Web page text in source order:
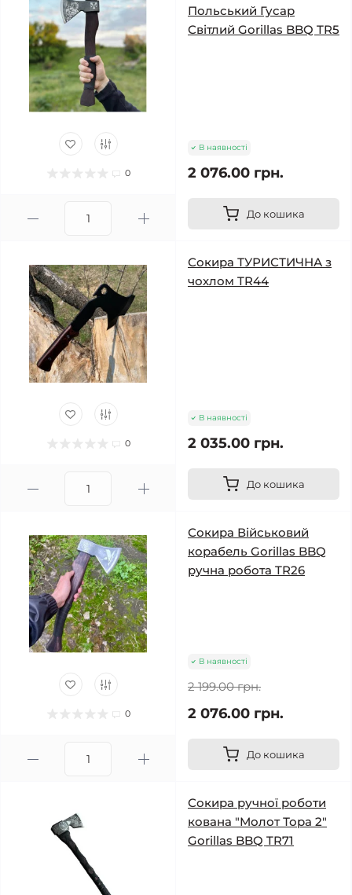
0
Польський Гусар
Світлий Gorillas BBQ TR5
В наявності
2 076.00 грн.
До кошика
0
Сокира ТУРИСТИЧНА з
чохлом TR44
В наявності
2 035.00 грн.
До кошика
0
Сокира Військовий
корабель Gorillas BBQ
ручна робота TR26
В наявності
2 199.00 грн.
2 076.00 грн.
До кошика
Сокира ручної роботи
кована "Молот Тора 2"
Gorillas BBQ TR71